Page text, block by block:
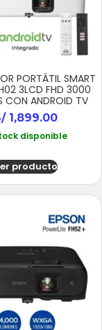
PORTÁTIL SMART
3LCD FHD 3000
CON ANDROID TV
1,899.00
disponible
producto